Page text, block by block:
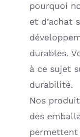
pourquoi
et d’achat
durables.
à ce sujet
durabilité.
Nos
des
permettent